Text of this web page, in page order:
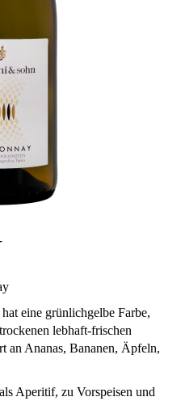
eine grünlichgelbe Farbe,
lebhaft-frischen
an Ananas, Bananen, Äpfeln,
Aperitif, zu Vorspeisen und